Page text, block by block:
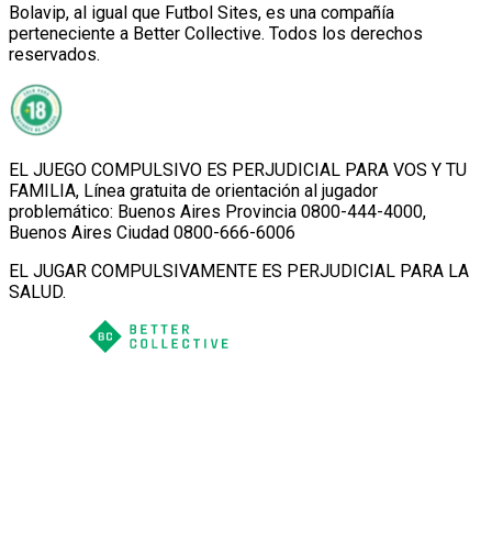
Bolavip, al igual que Futbol Sites, es una compañía
perteneciente a Better Collective. Todos los derechos
reservados.
EL JUEGO COMPULSIVO ES PERJUDICIAL PARA VOS Y TU
FAMILIA, Línea gratuita de orientación al jugador
problemático: Buenos Aires Provincia 0800-444-4000,
Buenos Aires Ciudad 0800-666-6006
EL JUGAR COMPULSIVAMENTE ES PERJUDICIAL PARA LA
SALUD.